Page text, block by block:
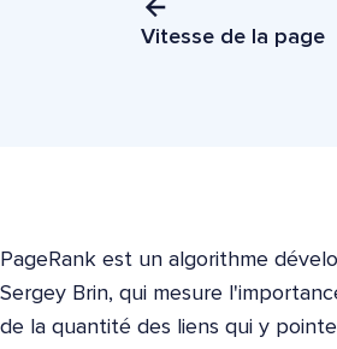
Vitesse de la page
PageRank est un algorithme
Sergey Brin, qui mesure
de la quantité des liens qui y